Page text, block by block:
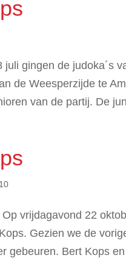
gingen de judoka´s
de Weesperzijde te
van de partij. De
vrijdagavond 22
Gezien we de
gebeuren. Bert Kops